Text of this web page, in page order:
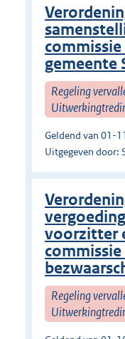
gemeente
Regeling
Geldend van 01-
Uitgegeven door:
voorzitter
Regeling